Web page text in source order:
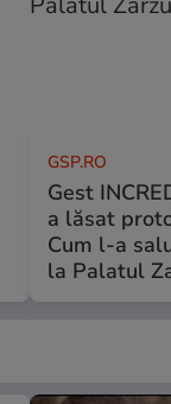
GSP.RO
Gest
a lăsat
Cum l-a
la Palatul